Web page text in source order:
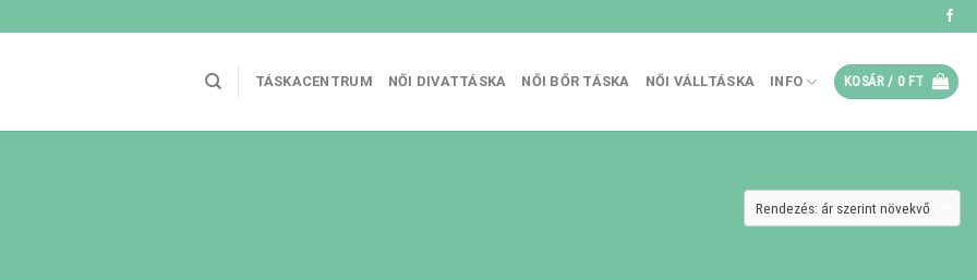
TÁSKACENTRUM NŐI DIVATTÁSKA NŐI BŐR TÁSKA NŐI VÁLLTÁSKA INFO KOSÁR / 0 FT